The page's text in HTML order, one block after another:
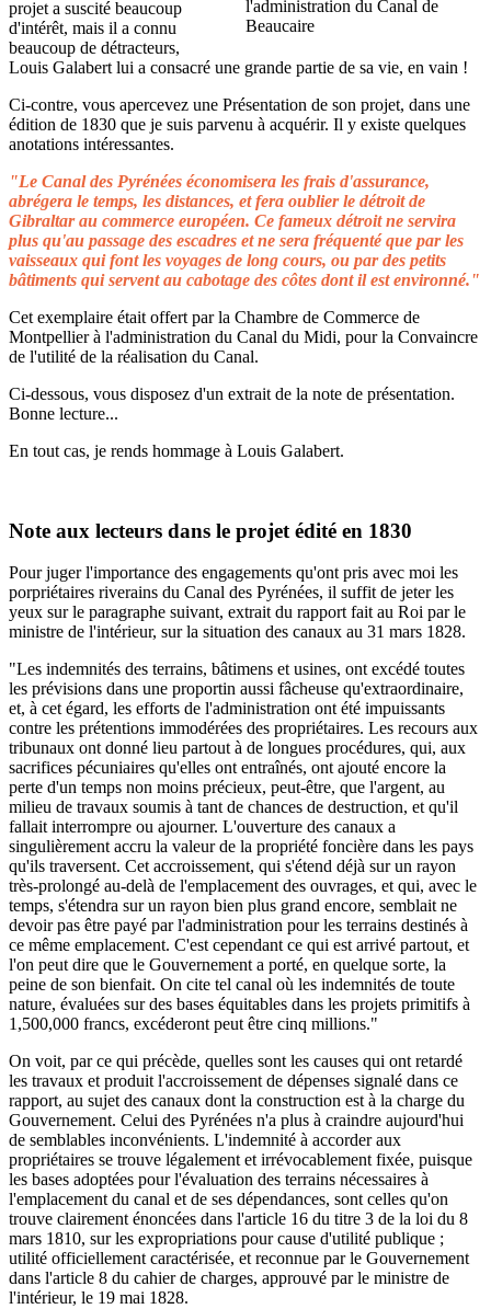
projet a suscité beaucoup
d'intérêt, mais il a connu
beaucoup de détracteurs,
Louis Galabert lui a consacré une grande partie de sa vie, en vain !
Ci-contre, vous apercevez une Présentation de son projet, dans une
édition de 1830 que je suis parvenu à acquérir. Il y existe quelques
anotations intéressantes.
"Le Canal des Pyrénées économisera les frais d'assurance,
abrégera le temps, les distances, et fera oublier le détroit de
Gibraltar au commerce européen. Ce fameux détroit ne servira
plus qu'au passage des escadres et ne sera fréquenté que par les
vaisseaux qui font les voyages de long cours, ou par des petits
bâtiments qui servent au cabotage des côtes dont il est environné."
Cet exemplaire était offert par la Chambre de Commerce de
Montpellier à l'administration du Canal du Midi, pour la Convaincre
de l'utilité de la réalisation du Canal.
Ci-dessous, vous disposez d'un extrait de la note de présentation.
Bonne lecture...
En tout cas, je rends hommage à Louis Galabert.
Note aux lecteurs dans le projet édité en 1830
Pour juger l'importance des engagements qu'ont pris avec moi les
porpriétaires riverains du Canal des Pyrénées, il suffit de jeter les
yeux sur le paragraphe suivant, extrait du rapport fait au Roi par le
ministre de l'intérieur, sur la situation des canaux au 31 mars 1828.
"Les indemnités des terrains, bâtimens et usines, ont excédé toutes
les prévisions dans une proportin aussi fâcheuse qu'extraordinaire,
et, à cet égard, les efforts de l'administration ont été impuissants
contre les prétentions immodérées des propriétaires. Les recours aux
tribunaux ont donné lieu partout à de longues procédures, qui, aux
sacrifices pécuniaires qu'elles ont entraînés, ont ajouté encore la
perte d'un temps non moins précieux, peut-être, que l'argent, au
milieu de travaux soumis à tant de chances de destruction, et qu'il
fallait interrompre ou ajourner. L'ouverture des canaux a
singulièrement accru la valeur de la propriété foncière dans les pays
qu'ils traversent. Cet accroissement, qui s'étend déjà sur un rayon
très-prolongé au-delà de l'emplacement des ouvrages, et qui, avec le
temps, s'étendra sur un rayon bien plus grand encore, semblait ne
devoir pas être payé par l'administration pour les terrains destinés à
ce même emplacement. C'est cependant ce qui est arrivé partout, et
l'on peut dire que le Gouvernement a porté, en quelque sorte, la
peine de son bienfait. On cite tel canal où les indemnités de toute
nature, évaluées sur des bases équitables dans les projets primitifs à
1,500,000 francs, excéderont peut être cinq millions."
On voit, par ce qui précède, quelles sont les causes qui ont retardé
les travaux et produit l'accroissement de dépenses signalé dans ce
rapport, au sujet des canaux dont la construction est à la charge du
Gouvernement. Celui des Pyrénées n'a plus à craindre aujourd'hui
de semblables inconvénients. L'indemnité à accorder aux
propriétaires se trouve légalement et irrévocablement fixée, puisque
les bases adoptées pour l'évaluation des terrains nécessaires à
l'emplacement du canal et de ses dépendances, sont celles qu'on
trouve clairement énoncées dans l'article 16 du titre 3 de la loi du 8
mars 1810, sur les expropriations pour cause d'utilité publique ;
utilité officiellement caractérisée, et reconnue par le Gouvernement
dans l'article 8 du cahier de charges, approuvé par le ministre de
l'intérieur, le 19 mai 1828.